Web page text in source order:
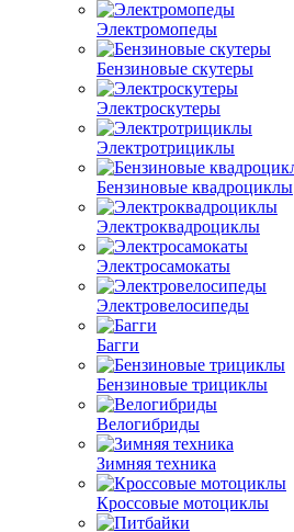
Электромопеды
Бензиновые скутеры
Электроскутеры
Электротрициклы
Бензиновые квадроциклы
Электроквадроциклы
Электросамокаты
Электровелосипеды
Багги
Бензиновые трициклы
Велогибриды
Зимняя техника
Кроссовые мотоциклы